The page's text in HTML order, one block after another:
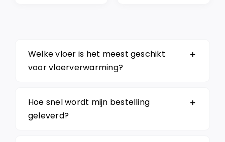
Welke vloer is het meest geschikt
voor vloerverwarming?
Hoe snel wordt mijn bestelling
geleverd?